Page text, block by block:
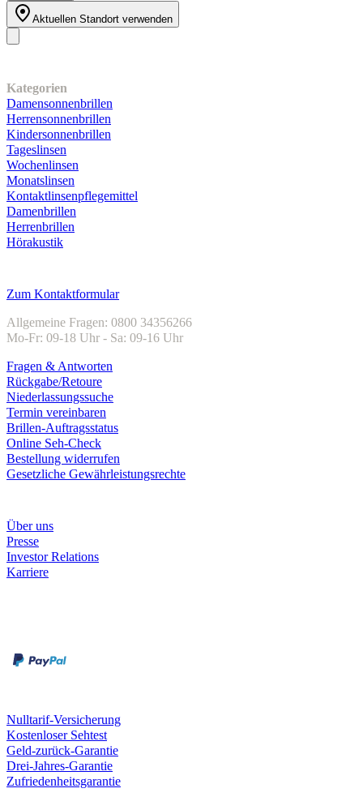
Aktuellen Standort verwenden
Kategorien
Damensonnenbrillen
Herrensonnenbrillen
Kindersonnenbrillen
Tageslinsen
Wochenlinsen
Monatslinsen
Kontaktlinsenpflegemittel
Damenbrillen
Herrenbrillen
Hörakustik
Zum Kontaktformular
Allgemeine Fragen: 0800 34356266
Mo-Fr: 09-18 Uhr - Sa: 09-16 Uhr
Fragen & Antworten
Rückgabe/Retoure
Niederlassungssuche
Termin vereinbaren
Brillen-Auftragsstatus
Online Seh-Check
Bestellung widerrufen
Gesetzliche Gewährleistungsrechte
Über uns
Presse
Investor Relations
Karriere
Nulltarif-Versicherung
Kostenloser Sehtest
Geld-zurück-Garantie
Drei-Jahres-Garantie
Zufriedenheitsgarantie